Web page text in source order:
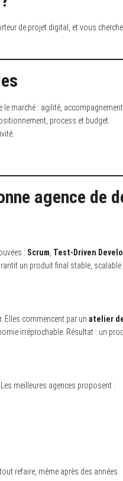
de projet digital, et vous
le marché : agilité,
process et budget.
agence de
: Scrum Test-Driven
un produit final stable, scalable
Elles commencent par un atelier
irréprochable. Résultat : un
meilleures agences proposent :
refaire, même après des années.